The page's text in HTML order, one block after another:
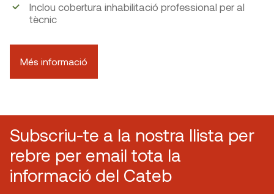
Inclou cobertura inhabilitació professional per al
tècnic
Més informació
Subscriu-te a la nostra llista per
rebre per email tota la
informació del Cateb